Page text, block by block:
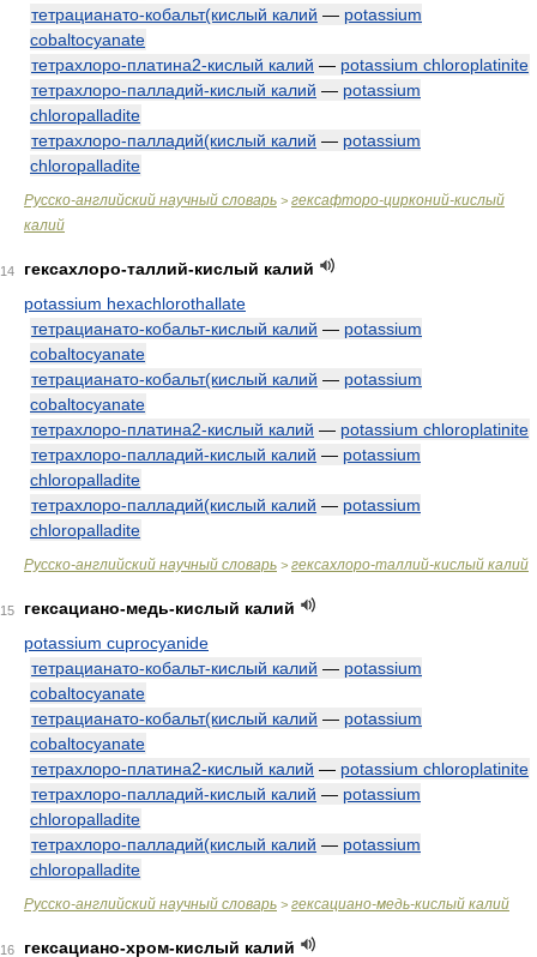
тетрацианато-кобальт(кислый калий — potassium
cobaltocyanate
тетрахлоро-платина2-кислый калий — potassium chloroplatinite
тетрахлоро-палладий-кислый калий — potassium
chloropalladite
тетрахлоро-палладий(кислый калий — potassium
chloropalladite
Русско-английский научный словарь > гексафторо-цирконий-кислый
калий
14
гексахлоро-таллий-кислый калий
potassium hexachlorothallate
тетрацианато-кобальт-кислый калий — potassium
cobaltocyanate
тетрацианато-кобальт(кислый калий — potassium
cobaltocyanate
тетрахлоро-платина2-кислый калий — potassium chloroplatinite
тетрахлоро-палладий-кислый калий — potassium
chloropalladite
тетрахлоро-палладий(кислый калий — potassium
chloropalladite
Русско-английский научный словарь > гексахлоро-таллий-кислый калий
15
гексациано-медь-кислый калий
potassium cuprocyanide
тетрацианато-кобальт-кислый калий — potassium
cobaltocyanate
тетрацианато-кобальт(кислый калий — potassium
cobaltocyanate
тетрахлоро-платина2-кислый калий — potassium chloroplatinite
тетрахлоро-палладий-кислый калий — potassium
chloropalladite
тетрахлоро-палладий(кислый калий — potassium
chloropalladite
Русско-английский научный словарь > гексациано-медь-кислый калий
16
гексациано-хром-кислый калий